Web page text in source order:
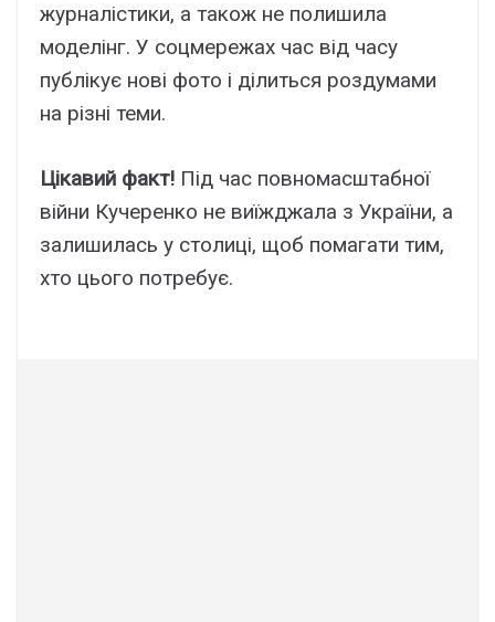
журналістики, а також не полишила
моделінг. У соцмережах час від часу
публікує нові фото і ділиться роздумами
на різні теми.
Цікавий факт! Під час повномасштабної
війни Кучеренко не виїжджала з України, а
залишилась у столиці, щоб помагати тим,
хто цього потребує.